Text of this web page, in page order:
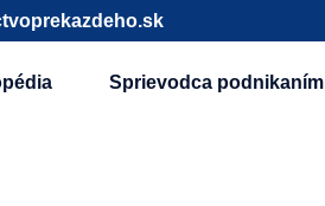
Sprievodca podnikaním